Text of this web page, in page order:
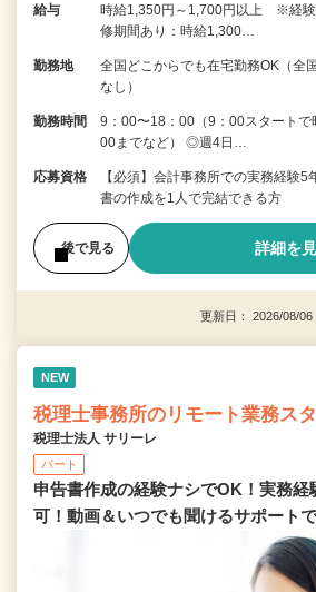
給与
時給1,350円～1,700円以上 ※経験
修期間あり：時給1,300…
勤務地
全国どこからでも在宅勤務OK（全
なし）
勤務時間
9：00〜18：00（9：00スタート
00までなど） ◎週4日…
応募資格
【必須】会計事務所での実務経験
書の作成を1人で完結できる方
後で見る 詳細を
更新日： 2026/08/
NEW
税理士事務所のリモート業務ス
税理士法人 サリーレ
パート
申告書作成の経験ナシでOK！実務経
可！動画＆いつでも聞けるサポート